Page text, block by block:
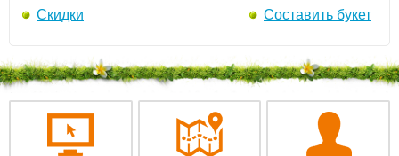
Скидки
Составить букет